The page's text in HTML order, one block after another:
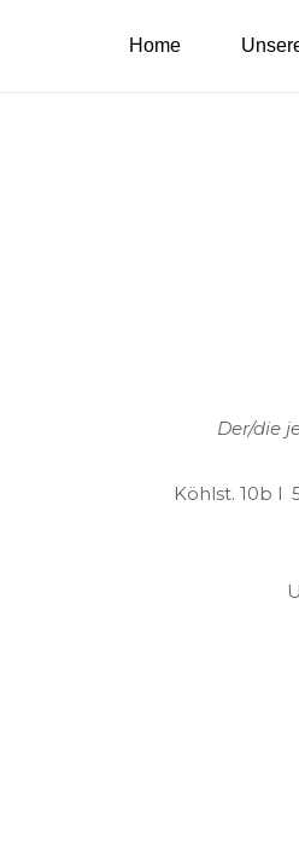
Home
Der/die
Köhlst. 10b l